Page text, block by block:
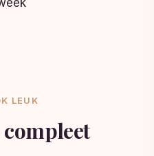
LEUK
compleet